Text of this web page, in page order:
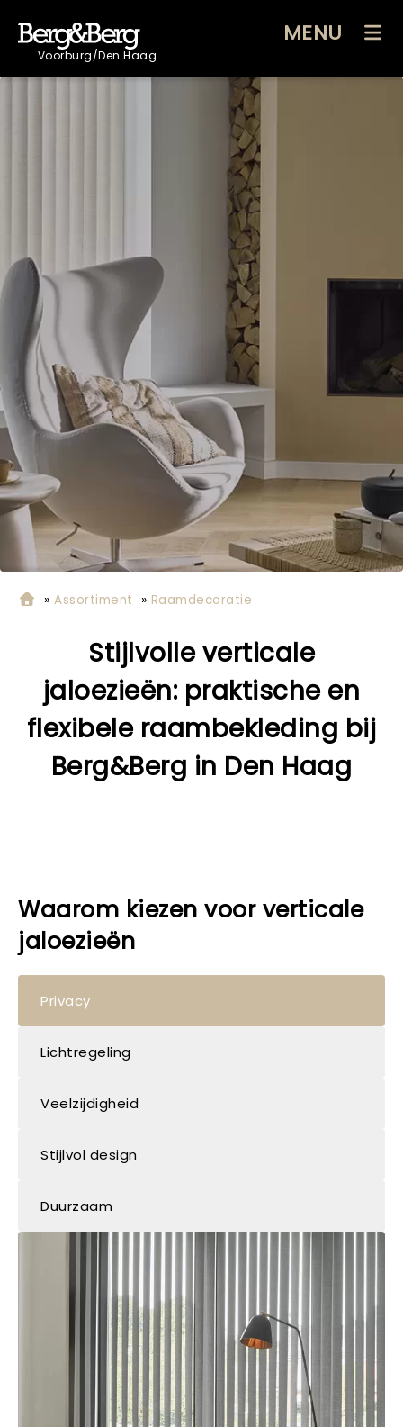
Voorburg/Den Haag
MENU
»Assortiment » Raamdecoratie
Stijlvolle verticale
jaloezieën: praktische en
flexibele raambekleding bij
Berg&Berg in Den Haag
Waarom kiezen voor verticale
jaloezieën
Privacy
Lichtregeling
Veelzijdigheid
Stijlvol design
Duurzaam